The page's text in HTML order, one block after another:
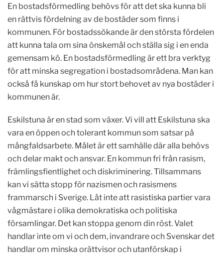
En bostadsförmedling behövs för att det ska kunna bli
en rättvis fördelning av de bostäder som finns i
kommunen. För bostadssökande är den största fördelen
att kunna tala om sina önskemål och ställa sig i en enda
gemensam kö. En bostadsförmedling är ett bra verktyg
för att minska segregation i bostadsområdena. Man kan
också få kunskap om hur stort behovet av nya bostäder i
kommunen är.
Eskilstuna är en stad som växer. Vi vill att Eskilstuna ska
vara en öppen och tolerant kommun som satsar på
mångfaldsarbete. Målet är ett samhälle där alla behövs
och delar makt och ansvar. En kommun fri från rasism,
främlingsfientlighet och diskriminering. Tillsammans
kan vi sätta stopp för nazismen och rasismens
frammarsch i Sverige. Låt inte att rasistiska partier vara
vågmästare i olika demokratiska och politiska
församlingar. Det kan stoppa genom din röst. Valet
handlar inte om vi och dem, invandrare och Svenskar det
handlar om minska orättvisor och utanförskap i